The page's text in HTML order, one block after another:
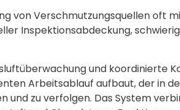
von Verschmutzungsquellen oft
Inspektionsabdeckung,
und koordinierte
Arbeitsablauf aufbaut, der in
und zu verfolgen. Das System